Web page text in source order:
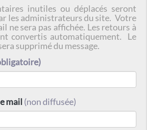
inutiles ou déplacés seront
les administrateurs du site. Votre
ne sera pas affichée. Les retours à
convertis automatiquement. Le
supprimé du message.
mail (non diffusée)